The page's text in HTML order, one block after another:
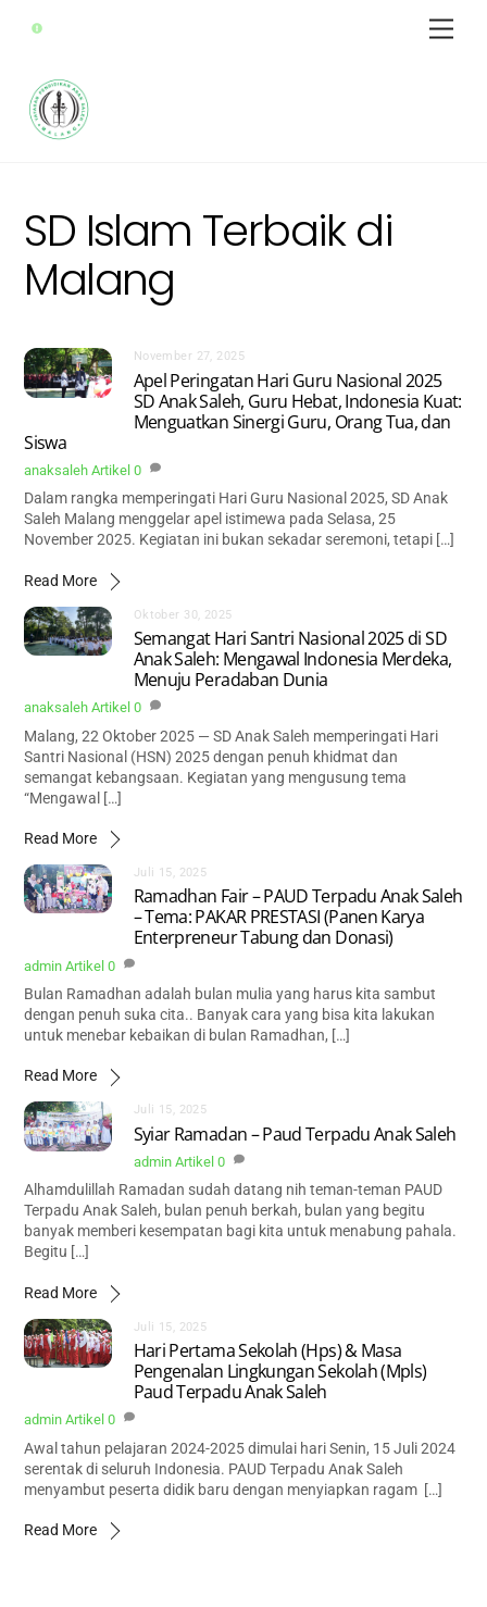
SD Islam Terbaik di
Malang
November 27, 2025
Apel Peringatan Hari Guru Nasional 2025
SD Anak Saleh, Guru Hebat, Indonesia Kuat:
Menguatkan Sinergi Guru, Orang Tua, dan
Siswa
anaksaleh Artikel 0
Dalam rangka memperingati Hari Guru Nasional 2025, SD Anak
Saleh Malang menggelar apel istimewa pada Selasa, 25
November 2025. Kegiatan ini bukan sekadar seremoni, tetapi […]
Read More
Oktober 30, 2025
Semangat Hari Santri Nasional 2025 di SD
Anak Saleh: Mengawal Indonesia Merdeka,
Menuju Peradaban Dunia
anaksaleh Artikel 0
Malang, 22 Oktober 2025 — SD Anak Saleh memperingati Hari
Santri Nasional (HSN) 2025 dengan penuh khidmat dan
semangat kebangsaan. Kegiatan yang mengusung tema
“Mengawal […]
Read More
Juli 15, 2025
Ramadhan Fair – PAUD Terpadu Anak Saleh
– Tema: PAKAR PRESTASI (Panen Karya
Enterpreneur Tabung dan Donasi)
admin Artikel 0
Bulan Ramadhan adalah bulan mulia yang harus kita sambut
dengan penuh suka cita.. Banyak cara yang bisa kita lakukan
untuk menebar kebaikan di bulan Ramadhan, […]
Read More
Juli 15, 2025
Syiar Ramadan – Paud Terpadu Anak Saleh
admin Artikel 0
Alhamdulillah Ramadan sudah datang nih teman-teman PAUD
Terpadu Anak Saleh, bulan penuh berkah, bulan yang begitu
banyak memberi kesempatan bagi kita untuk menabung pahala.
Begitu […]
Read More
Juli 15, 2025
Hari Pertama Sekolah (Hps) & Masa
Pengenalan Lingkungan Sekolah (Mpls)
Paud Terpadu Anak Saleh
admin Artikel 0
Awal tahun pelajaran 2024-2025 dimulai hari Senin, 15 Juli 2024
serentak di seluruh Indonesia. PAUD Terpadu Anak Saleh
menyambut peserta didik baru dengan menyiapkan ragam […]
Read More